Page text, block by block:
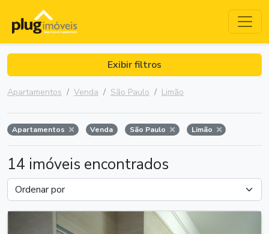
Exibir filtros
Apartamentos Venda São Paulo Limão
Apartamentos Venda São Paulo Limão
14 imóveis encontrados